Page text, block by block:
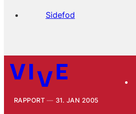
Sidefod
RAPPORT 31. JAN 2005